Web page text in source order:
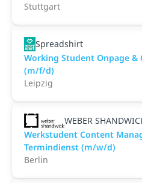
Stuttgart
Spreadshirt
Working Student Onpage
(m/f/d)
Leipzig
WEBER
Werkstudent Content
Termindienst (m/w/d)
Berlin